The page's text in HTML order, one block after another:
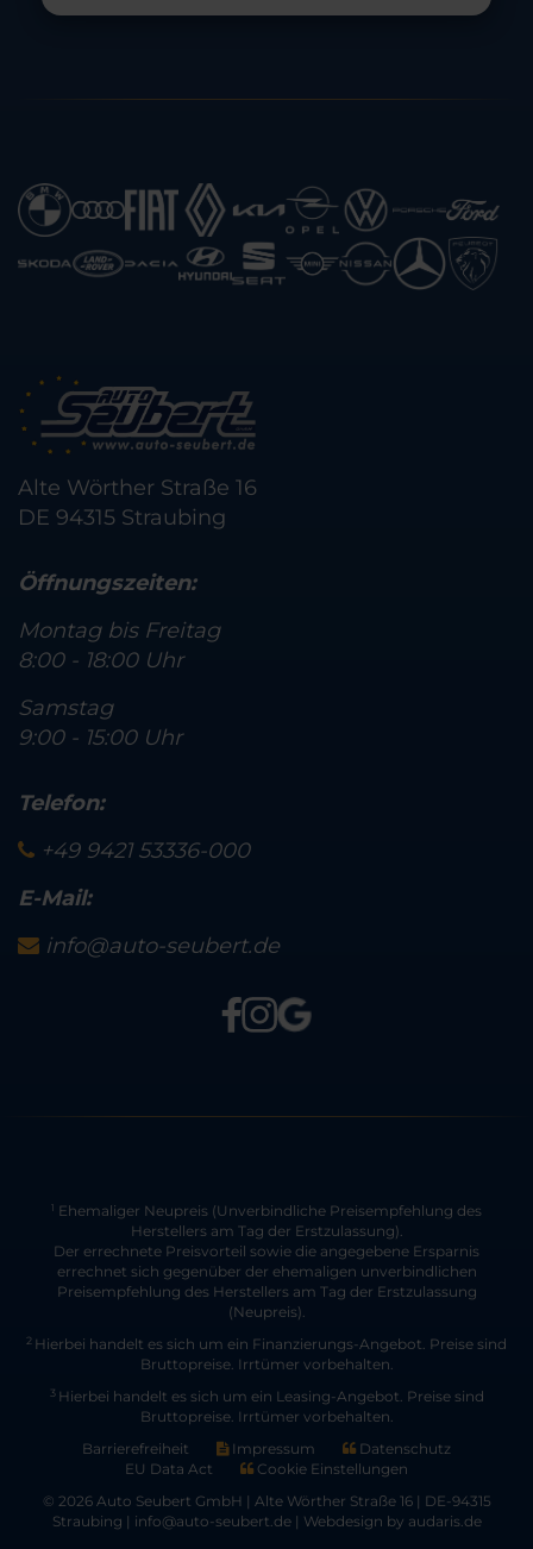
Alte Wörther Straße 16
DE 94315 Straubing
Öffnungszeiten:
Montag bis Freitag
8:00 - 18:00 Uhr
Samstag
9:00 - 15:00 Uhr
Telefon:
+49 9421 53336-000
E-Mail:
info@auto-seubert.de
1
Ehemaliger Neupreis (Unverbindliche Preisempfehlung des
Herstellers am Tag der Erstzulassung).
Der errechnete Preisvorteil sowie die angegebene Ersparnis
errechnet sich gegenüber der ehemaligen unverbindlichen
Preisempfehlung des Herstellers am Tag der Erstzulassung
(Neupreis).
2 Hierbei handelt es sich um ein Finanzierungs-Angebot. Preise sind
Bruttopreise. Irrtümer vorbehalten.
3 Hierbei handelt es sich um ein Leasing-Angebot. Preise sind
Bruttopreise. Irrtümer vorbehalten.
Barrierefreiheit
Impressum
Datenschutz
EU Data Act
Cookie Einstellungen
© 2026 Auto Seubert GmbH | Alte Wörther Straße 16 | DE-94315
Straubing | info@auto-seubert.de | Webdesign by audaris.de